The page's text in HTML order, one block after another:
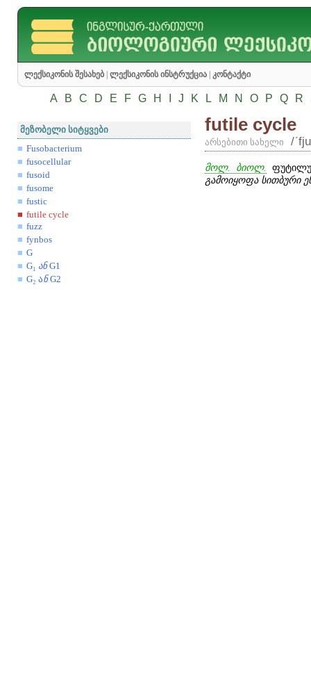
ლექსიკონის შესახებ ლექსიკონის ინსტრუქცია კონტაქტი
A B C D E F G H J K L M N O P Q R
მეზობელი სიტყვები
Fusobacterium
fusocellular
fusoid
fusome
fustic
futile cycle
fuzz
fynbos
G
G₁ ან G1
G₂ ან G2
futile cycle
არსებითი სახელი /
მოლ. ბიოლ.
გამოიყოფა სითბური